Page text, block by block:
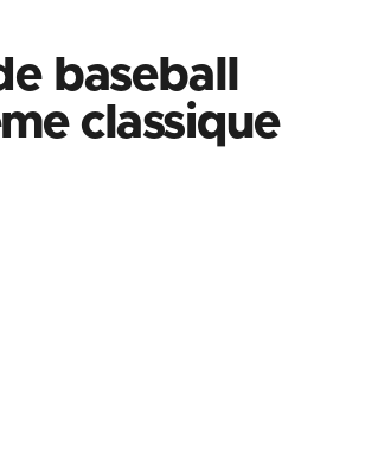
baseball
classique